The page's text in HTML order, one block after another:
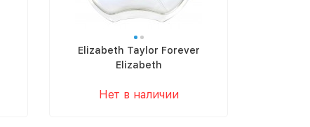
Elizabeth Taylor Forever
Elizabeth
Нет в наличии